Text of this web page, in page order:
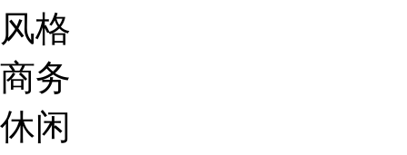
风格
商务
休闲